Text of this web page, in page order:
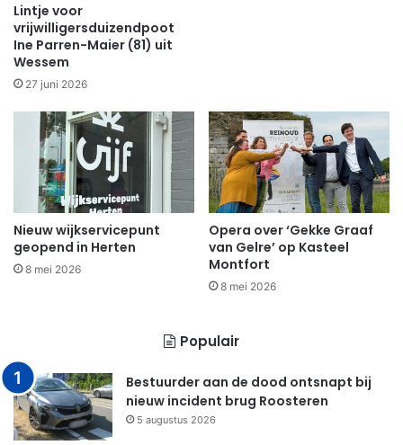
Lintje voor
vrijwilligersduizendpoot
Ine Parren-Maier (81) uit
Wessem
27 juni 2026
Nieuw wijkservicepunt
geopend in Herten
8 mei 2026
Opera over ‘Gekke Graaf
van Gelre’ op Kasteel
Montfort
8 mei 2026
Populair
Bestuurder aan de dood ontsnapt bij
nieuw incident brug Roosteren
5 augustus 2026